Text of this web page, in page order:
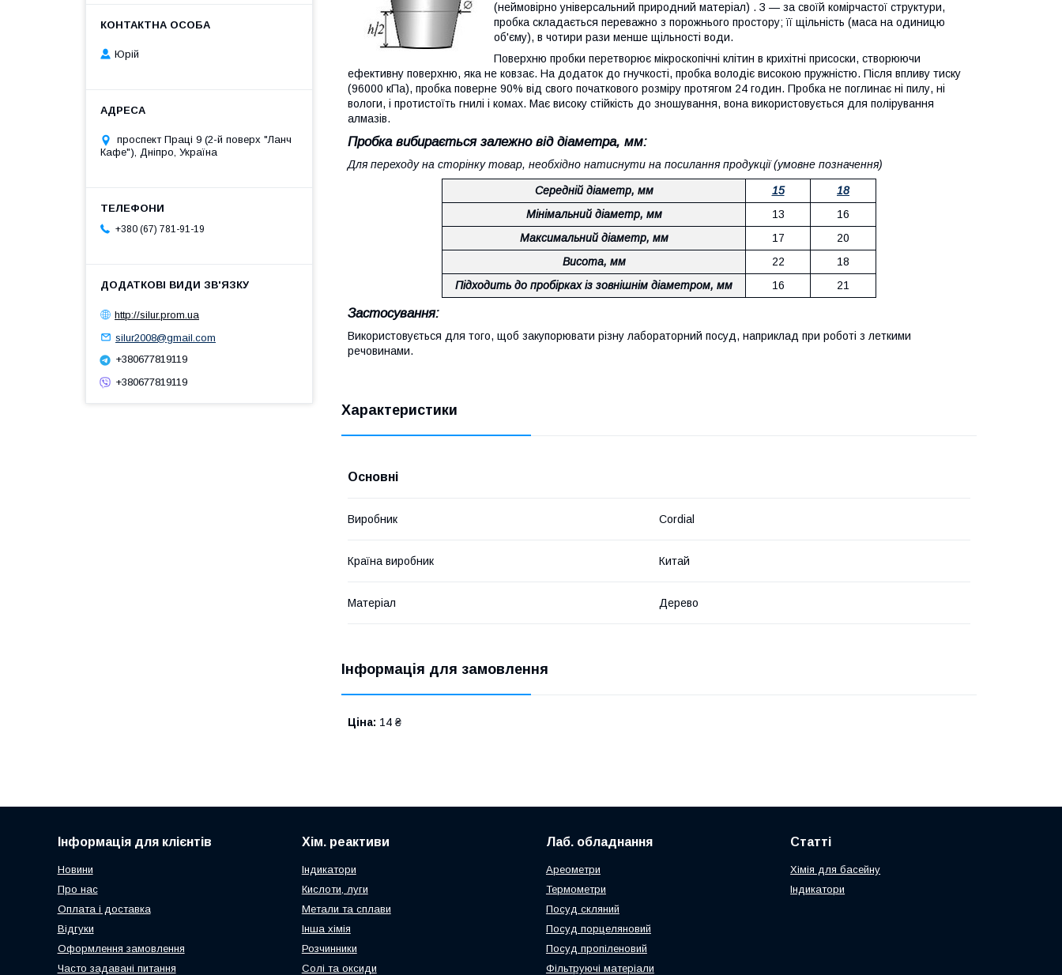
(неймовірно універсальний природний матеріал) . З — за своїй комірчастої структури,
пробка складається переважно з порожнього простору; її щільність (маса на одиницю
об'єму), в чотири рази менше щільності води.
Поверхню пробки перетворює мікроскопічні клітин в крихітні присоски, створюючи
ефективну поверхню, яка не ковзає. На додаток до гнучкості, пробка володіє високою пружністю. Після впливу тиску
(96000 кПа), пробка поверне 90% від свого початкового розміру протягом 24 годин. Пробка не поглинає ні пилу, ні
вологи, і протистоїть гнилі і комах. Має високу стійкість до зношування, вона використовується для полірування
алмазів.
Пробка вибирається залежно від діаметра, мм:
Для переходу на сторінку товар, необхідно натиснути на посилання продукції (умовне позначення)
Середній діаметр, мм 15
18
Мінімальний діаметр, мм
13
16
Максимальний діаметр, мм
17
20
Висота, мм
22
18
Підходить до пробірках із зовнішнім діаметром, мм
16 21
Застосування:
Використовується для того, щоб закупорювати різну лабораторний посуд, наприклад при роботі з леткими
речовинами.
Характеристики
Основні
Виробник Cordial
Країна виробник Китай
Матеріал Дерево
Інформація для замовлення
Ціна: 14 ₴
Юрій
проспект Праці 9 (2-й поверх "Ланч
Кафе"), Дніпро, Україна
+380 (67) 781-91-19
http://silur.prom.ua
silur2008@gmail.com
+380677819119
+380677819119
Інформація для клієнтів
Новини
Про нас
Оплата і доставка
Відгуки
Оформлення замовлення
Часто задавані питання
Хім. реактиви
Індикатори
Кислоти, луги
Метали та сплави
Інша хімія
Розчинники
Солі та оксиди
Лаб. обладнання
Ареометри
Термометри
Посуд скляний
Посуд порцеляновий
Посуд пропіленовий
Фільтруючі матеріали
Статті
Хімія для басейну
Індикатори